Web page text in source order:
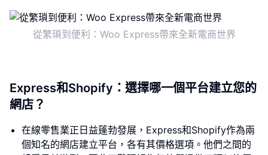
從繁瑣到便利：Woo Express帶來全新電商世界
Express和Shopify：選擇哪一個平台建立您的
網店？
在線零售業正日益蓬勃發展，Express和Shopify作為兩
個知名的網店建立平台，各有其價格選項。他們之間的